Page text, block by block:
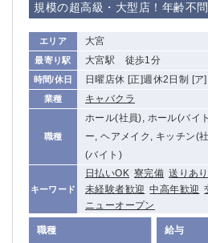
規模の超高級・大型店！年齢不
エリア 大宮
最寄り駅 大宮駅 徒歩1分
時間/休日 日曜店休 [正]週休2日制 [
業種 キャバクラ
職種
ホール(社員), ホール(バイ
ー, ヘアメイク, キッチン(
(バイト)
キーワード
日払いOK 寮完備 送りあり
未経験者歓迎 中高年歓迎
ニューオープン
職種 給与